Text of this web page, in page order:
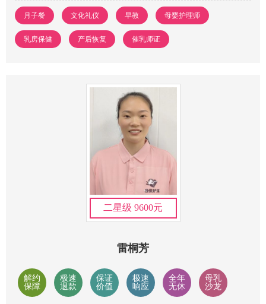
月子餐 文化礼仪 早教 母婴护理师
乳房保健 产后恢复 催乳师证
二星级 9600元
雷桐芳
解约
保障
极速
退款
保证
价值
极速
响应
全年
无休
母乳
沙龙